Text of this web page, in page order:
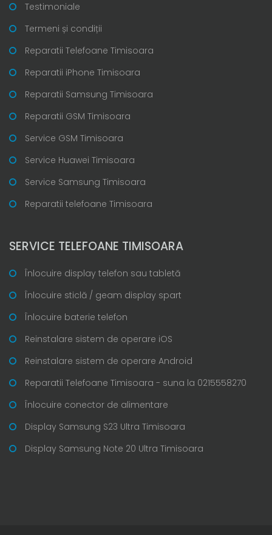
Testimoniale
Termeni și condiții
Reparatii Telefoane Timisoara
Reparatii iPhone Timisoara
Reparatii Samsung Timisoara
Reparatii GSM Timisoara
Service GSM Timisoara
Service Huawei Timisoara
Service Samsung Timisoara
Reparatii telefoane Timisoara
SERVICE TELEFOANE TIMISOARA
Înlocuire display telefon sau tabletă
Înlocuire sticlă / geam display spart
Înlocuire baterie telefon
Reinstalare sistem de operare iOS
Reinstalare sistem de operare Android
Reparatii Telefoane Timisoara - suna la 0215558270
Înlocuire conector de alimentare
Display Samsung S23 Ultra Timisoara
Display Samsung Note 20 Ultra Timisoara